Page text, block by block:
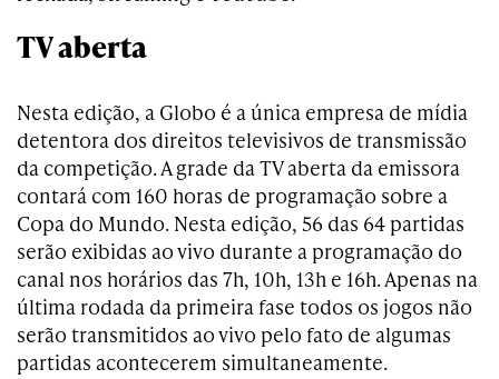
TV aberta
Nesta edição, a Globo é a única empresa de mídia
detentora dos direitos televisivos de transmissão
da competição. A grade da TV aberta da emissora
contará com 160 horas de programação sobre a
Copa do Mundo. Nesta edição, 56 das 64 partidas
serão exibidas ao vivo durante a programação do
canal nos horários das 7h, 10h, 13h e 16h. Apenas na
última rodada da primeira fase todos os jogos não
serão transmitidos ao vivo pelo fato de algumas
partidas acontecerem simultaneamente.